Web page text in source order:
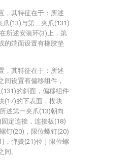
，其特征在于：所述
(13)与第二夹爪(131)
所述安装环(3)上，第
的端面设置有橡胶垫
，其特征在于：所述
间设置有偏移组件，
的斜面，偏移组件
(17)的下表面，楔块
述第一夹爪(13)朝向
定连接，连接板(18)
钉(20)，限位螺钉(20)
，弹簧(21)位于限位螺
。